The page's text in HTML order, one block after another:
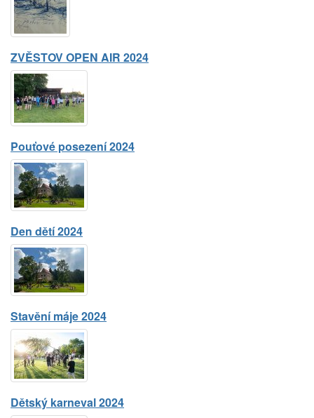
ZVĚSTOV OPEN AIR 2024
Pouťové posezení 2024
Den dětí 2024
Stavění máje 2024
Dětský karneval 2024